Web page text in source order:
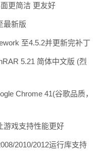
更简洁 更友好
新版
至4.5.2并更新完补丁
5.21 简体中文版 (烈
Chrome 41(谷歌品质，
戏支持性能更好
2010/2012运行库支持